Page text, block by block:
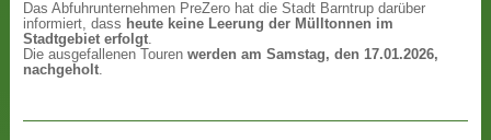
Das Abfuhrunternehmen PreZero hat die Stadt Barntrup darüber
informiert, dass heute keine Leerung der Mülltonnen im
Stadtgebiet erfolgt.
Die ausgefallenen Tourenwerden am Samstag, den 17.01.2026,
nachgeholt.